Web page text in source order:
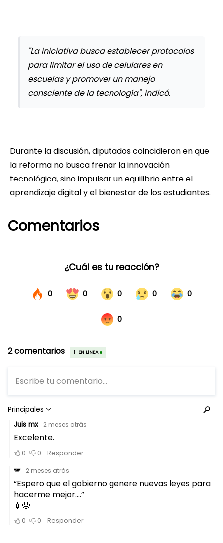
"La iniciativa busca establecer protocolos
para limitar el uso de celulares en
escuelas y promover un manejo
consciente de la tecnología", indicó.
Durante la discusión, diputados coincidieron en que
la reforma no busca frenar la innovación
tecnológica, sino impulsar un equilibrio entre el
aprendizaje digital y el bienestar de los estudiantes.
Comentarios